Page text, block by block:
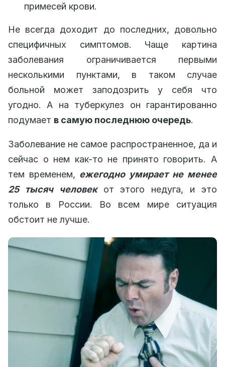
примесей крови.
Не всегда доходит до последних, довольно
специфичных симптомов. Чаще картина
заболевания ограничивается первыми
несколькими пунктами, в таком случае
больной может заподозрить у себя что
угодно. А на туберкулез он гарантированно
подумает в самую последнюю очередь.
Заболевание не самое распространенное, да и
сейчас о нем как-то не принято говорить. А
тем временем, ежегодно умирает не менее
25 тысяч человекот этого недуга, и это
только в России. Во всем мире ситуация
обстоит не лучше.